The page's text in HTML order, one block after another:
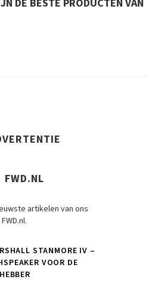
DE BESTE PRODUCTEN VAN
FWD.NL
artikelen van ons
STANMORE IV –
VOOR DE